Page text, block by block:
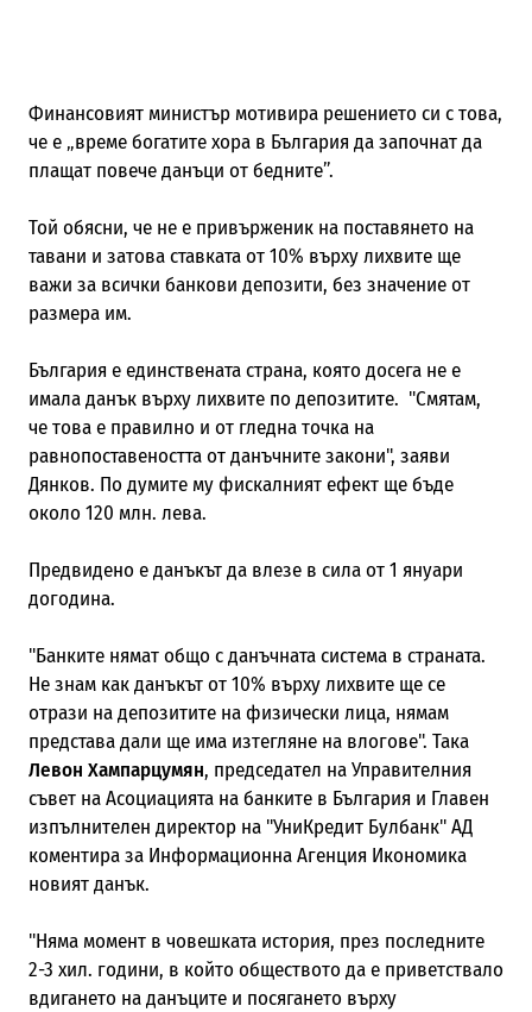
Финансовият министър мотивира решението си с това,
че е „време богатите хора в България да започнат да
плащат повече данъци от бедните”.
Той обясни, че не е привърженик на поставянето на
тавани и затова ставката от 10% върху лихвите ще
важи за всички банкови депозити, без значение от
размера им.
България е единствената страна, която досега не е
имала данък върху лихвите по депозитите. "Смятам,
че това е правилно и от гледна точка на
равнопоставеността от данъчните закони", заяви
Дянков. По думите му фискалният ефект ще бъде
около 120 млн. лева.
Предвидено е данъкът да влезе в сила от 1 януари
догодина.
"Банките нямат общо с данъчната система в страната.
Не знам как данъкът от 10% върху лихвите ще се
отрази на депозитите на физически лица, нямам
представа дали ще има изтегляне на влогове". Така
Левон Хампарцумян, председател на Управителния
съвет на Асоциацията на банките в България и Главен
изпълнителен директор на "УниКредит Булбанк" АД
коментира за Информационна Агенция Икономика
новият данък.
"Няма момент в човешката история, през последните
2-3 хил. години, в който обществото да е приветствало
вдигането на данъците и посягането върху